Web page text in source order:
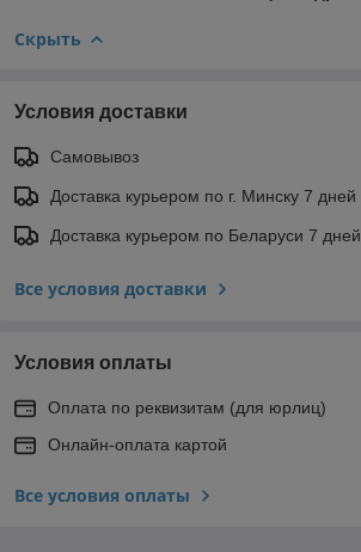
Скрыть
Условия доставки
Самовывоз
Доставка курьером по г. Минску 7 дней
Доставка курьером по Беларуси 7 дней
Все условия доставки
Условия оплаты
Оплата по реквизитам (для юрлиц)
Онлайн-оплата картой
Все условия оплаты